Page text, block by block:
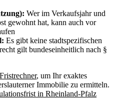
Wer im Verkaufsjahr und
gewohnt hat, kann auch vor
Es gibt keine stadtspezifischen
gilt bundeseinheitlich nach §
, um Ihr exaktes
Immobilie zu ermitteln.
in Rheinland-Pfalz